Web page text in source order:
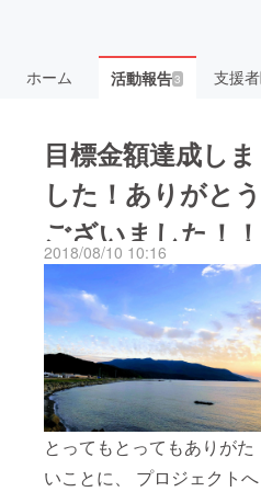
ホーム 活動報告3 支援者
目標金額達成しま
した！ありがとう
ございました！！
2018/08/10 10:16
とってもとってもありがた
いことに、 プロジェクトへ